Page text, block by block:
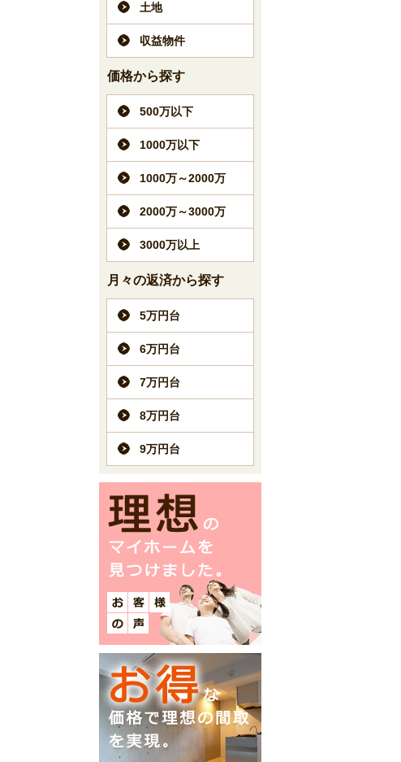
土地
収益物件
価格から探す
500万以下
1000万以下
1000万～2000万
2000万～3000万
3000万以上
月々の返済から探す
5万円台
6万円台
7万円台
8万円台
9万円台